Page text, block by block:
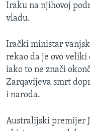
PRATITE NAS
Iraku na njihovoj
vladu.
Irački ministar
rekao da je ovo veliki
iako to ne znači
Zarqavijeva smrt
i naroda.
Australijski premijer